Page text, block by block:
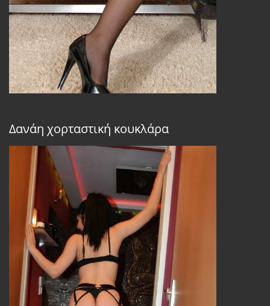
Δανάη χορταστική κουκλάρα